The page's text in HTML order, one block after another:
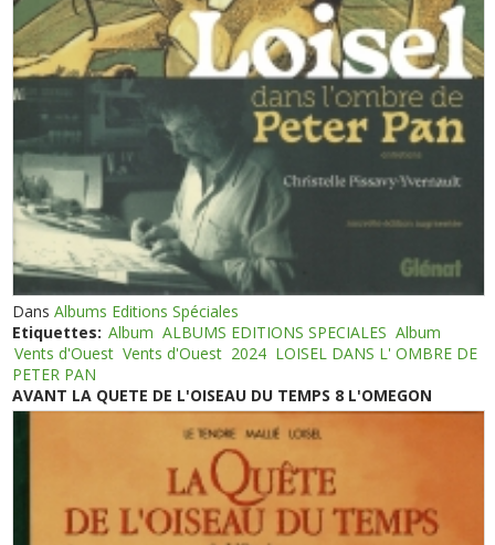
DansAlbums Editions Spéciales
Etiquettes: Album ALBUMS EDITIONS SPECIALES Album
Vents d'Ouest Vents d'Ouest 2024 LOISEL DANS L' OMBRE DE
PETER PAN
AVANT LA QUETE DE L'OISEAU DU TEMPS 8 L'OMEGON